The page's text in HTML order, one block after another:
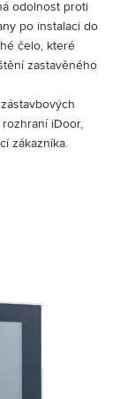
odolnost proti
po instalaci do
čelo, které
zastavěného
iDoor,
zákazníka.